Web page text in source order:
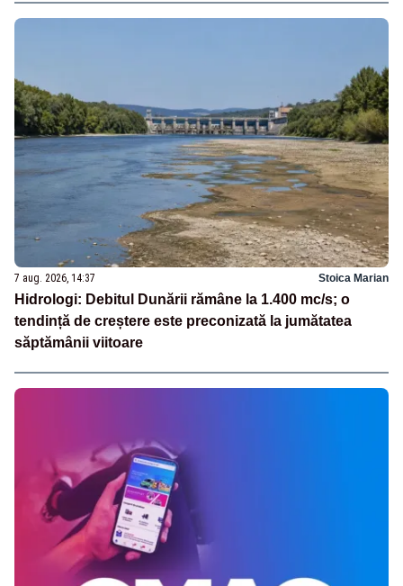
7 aug. 2026, 14:37 Stoica Marian
Hidrologi: Debitul Dunării rămâne la 1.400 mc/s; o
tendință de creștere este preconizată la jumătatea
săptămânii viitoare